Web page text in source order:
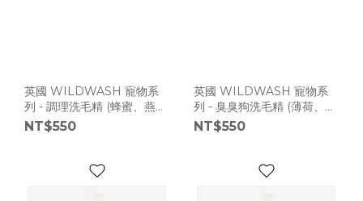
英國 WILDWASH 寵物系
列 - 調理洗毛精 (蜂蜜、燕麥
仁) 250ml [C802]
NT$550
英國 WILDWASH 寵物系
列 - 臭臭狗洗毛精 (薄荷、檸
檬草) 250ml [C802]
NT$550